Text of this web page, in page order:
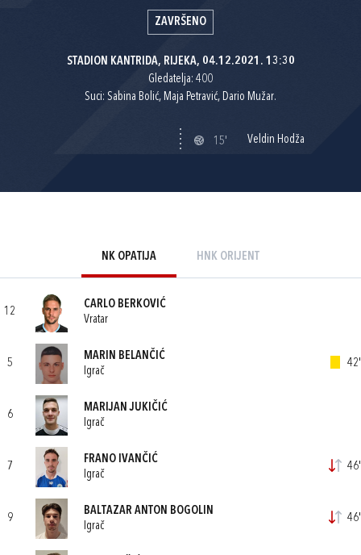
ZAVRŠENO
STADION KANTRIDA, RIJEKA, 04.12.2021. 13:30
Gledatelja: 400
Suci: Sabina Bolić, Maja Petravić, Dario Mužar.
15' Veldin Hodža
NK OPATIJA HNK ORIJENT
12
CARLO BERKOVIĆ
Vratar
5
MARIN BELANČIĆ
Igrač
42'
6
MARIJAN JUKIČIĆ
Igrač
7
FRANO IVANČIĆ
Igrač
46'
9
BALTAZAR ANTON BOGOLIN
Igrač
46'